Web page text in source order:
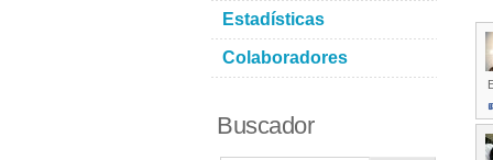
Estadísticas
Colaboradores
Buscador